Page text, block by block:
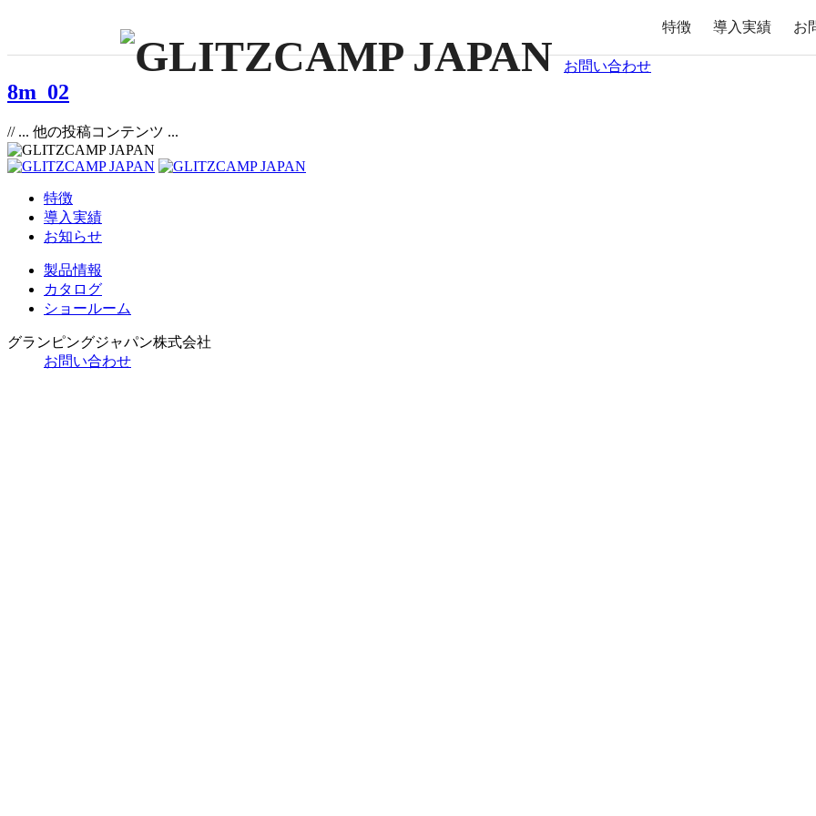
お問い合わせ
特徴 導入実績 お
8m_02
// ... 他の投稿コンテンツ ...
特徴
導入実績
お知らせ
製品情報
カタログ
ショールーム
グランピングジャパン株式会社
お問い合わせ